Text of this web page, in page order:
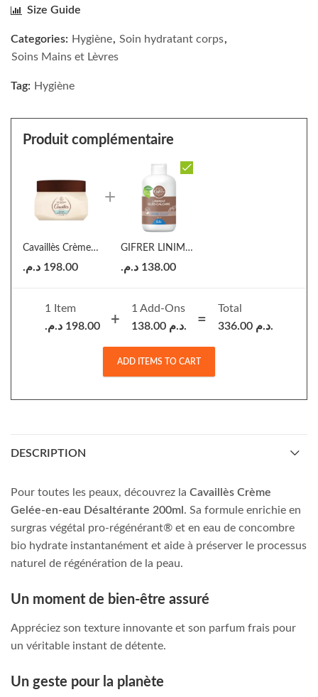
Size Guide
Categories: Hygiène, Soin hydratant corps,
Soins Mains et Lèvres
Tag: Hygiène
Produit complémentaire
Cavaillès Crème Gelée-en-eau Désaltérante 200ml
198.00 د.م.
GIFRER LINIMENT OLEO-CALCAIRE
138.00 د.م.
1 Item
198.00 د.م.
1Add-Ons
138.00
د.م.
Total
336.00
د.م.
ADD ITEMS TO CART
DESCRIPTION
Pour toutes les peaux, découvrez la Cavaillès Crème
Gelée-en-eau Désaltérante 200ml . Sa formule enrichie en
surgras végétal pro-régénérant® et en eau de concombre
bio hydrate instantanément et aide à préserver le processus
naturel de régénération de la peau.
Un moment de bien-être assuré
Appréciez son texture innovante et son parfum frais pour
un véritable instant de détente.
Un geste pour la planète